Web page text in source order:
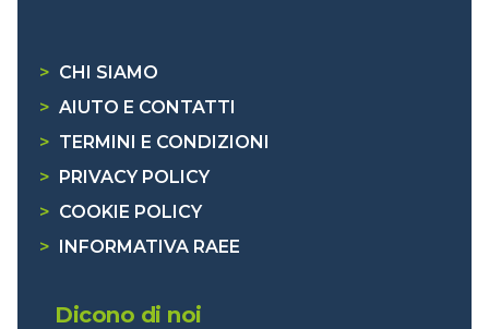
> CHI SIAMO
> AIUTO E CONTATTI
> TERMINI E CONDIZIONI
> PRIVACY POLICY
> COOKIE POLICY
> INFORMATIVA RAEE
Dicono di noi